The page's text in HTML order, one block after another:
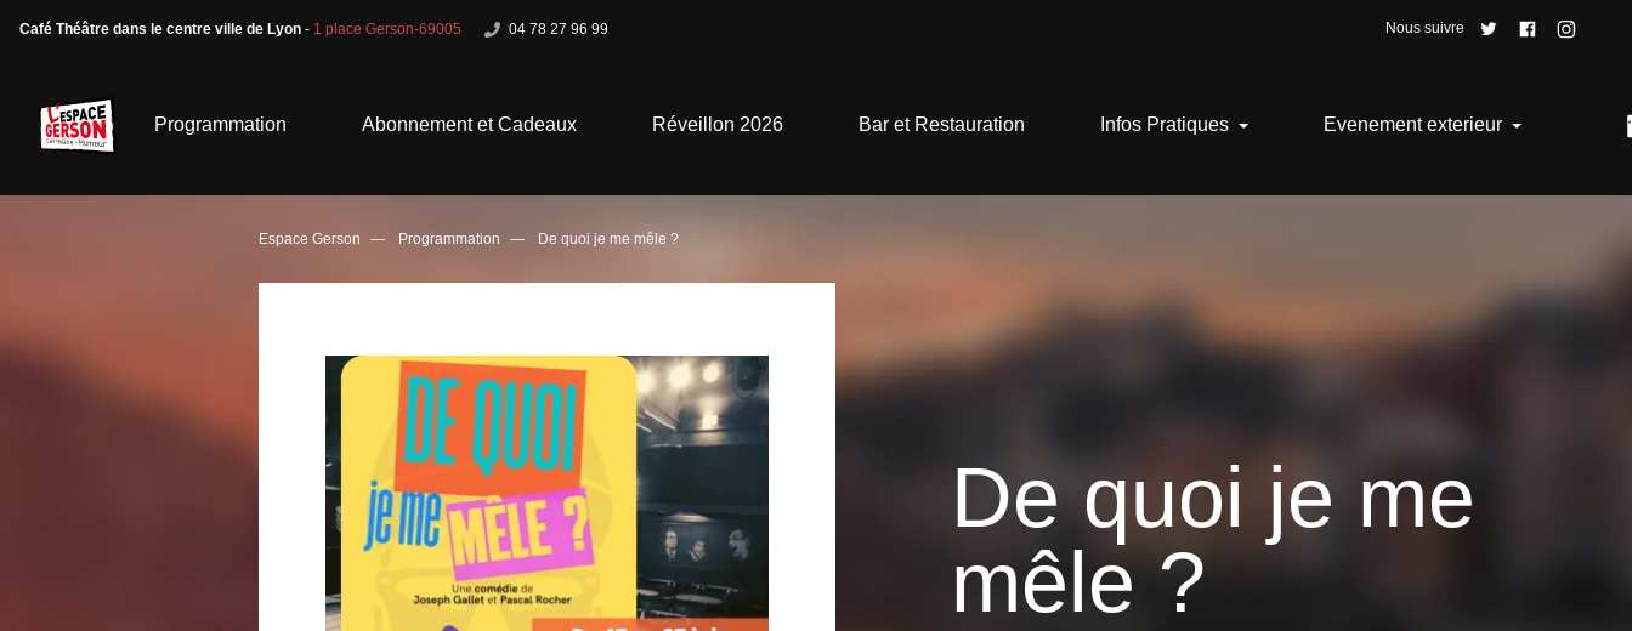
Café Théâtre dans le centre ville de Lyon - 1 place Gerson-69005 04 78 27 96 99 Nous suivre
Programmation Abonnement et Cadeaux Réveillon 2026 Bar et Restauration Infos Pratiques Evenement exterieur
Espace Gerson Programmation De quoi je me mêle ?
De quoi je me
mêle ?